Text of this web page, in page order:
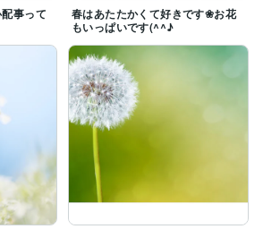
事って
春はあたたかくて好きです❀お花
もいっぱいです(^^♪